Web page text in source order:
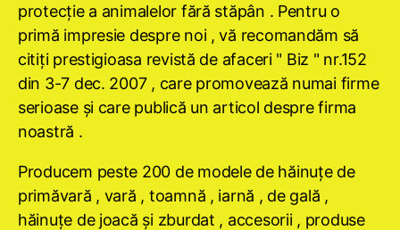
protecţie a animalelor fără stăpân . Pentru o
primă impresie despre noi , vă recomandăm să
citiţi prestigioasa revistă de afaceri " Biz " nr.152
din 3-7 dec. 2007 , care promovează numai firme
serioase şi care publică un articol despre firma
noastră .
Producem peste 200 de modele de hăinuţe de
primăvară , vară , toamnă , iarnă , de gală ,
hăinuţe de joacă şi zburdat , accesorii , produse